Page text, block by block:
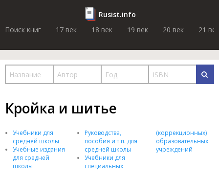
Rusist.info
Поиск книг
17 век 18 век 19 век 20 век 21 век
Кройка и шитье
Учебники для
средней школы
Учебные издания
для средней
школы
Руководства,
пособия и т.п. для
средней школы
Учебники для
специальных
(коррекционных)
образовательных
учреждений